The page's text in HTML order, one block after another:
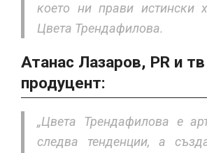
което ни прави истински
Цвета Трендафилова.
Атанас Лазаров, PR и тв
продуцент:
„Цвета Трендафилова е
следва тенденции, а